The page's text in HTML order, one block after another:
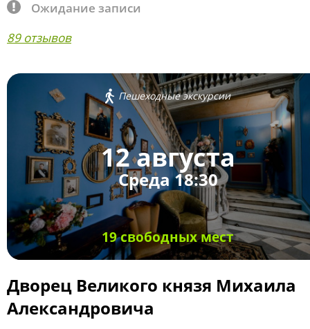
Ожидание записи
89 отзывов
Пешеходные экскурсии
12 августа
Среда 18:30
19 свободных мест
Дворец Великого князя Михаила
Александровича